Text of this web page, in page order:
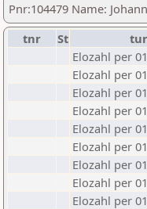
Pnr:104479 Name:
tnr
St
Elozahl per
Elozahl per
Elozahl per
Elozahl per
Elozahl per
Elozahl per
Elozahl per
Elozahl per
Elozahl per